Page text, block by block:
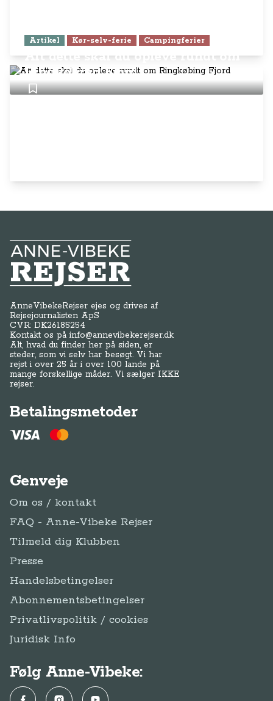
Artikel Kør-selv-ferie Campingferier
Alt dette skal du opleve rundt om
Ringkøbing Fjord
Anne-Vibeke Rejser
AnneVibekeRejser ejes og drives af
Rejsejournalisten ApS
CVR: DK26185254
Kontakt os påinfo@annevibekerejser.dk
Alt, hvad du finder her på siden, er
steder, som vi selv har besøgt. Vi har
rejst i over 25 år i over 100 lande på
mange forskellige måder. Vi sælger IKKE
rejser.
Betalingsmetoder
Genveje
Om os / kontakt
FAQ - Anne-Vibeke Rejser
Tilmeld dig Klubben
Presse
Handelsbetingelser
Abonnementsbetingelser
Privatlivspolitik / cookies
Juridisk Info
Følg Anne-Vibeke: